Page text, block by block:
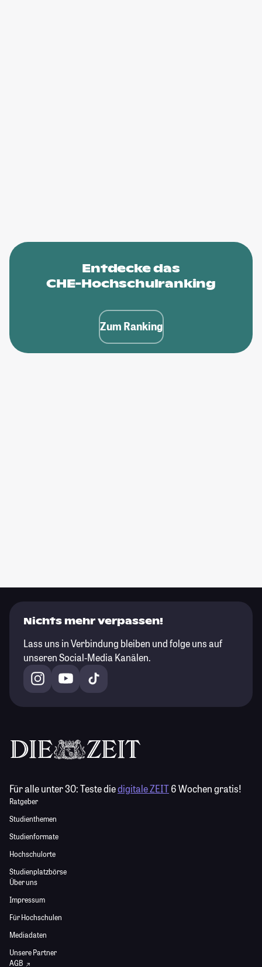
Entdecke das
CHE-Hochschulranking
Zum Ranking
Nichts mehr verpassen!
Lass uns in Verbindung bleiben und folge uns auf
unseren Social-Media Kanälen.
Für alle unter 30:Teste diedigitale ZEIT6 Wochen gratis!
Ratgeber
Studienthemen
Studienformate
Hochschulorte
Studienplatzbörse
Über uns
Impressum
Für Hochschulen
Mediadaten
Unsere Partner
AGB